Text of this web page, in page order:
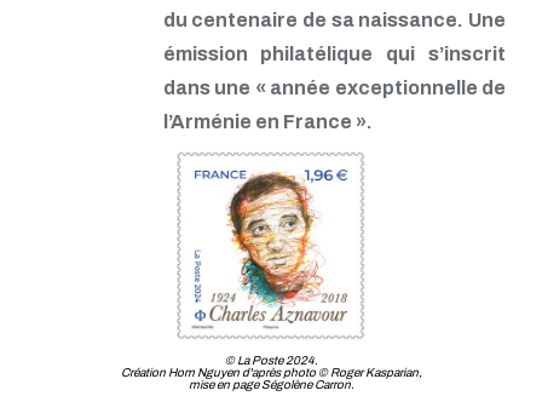
TP - Février 2019
TP - Décembre 2018
TP - Novembre 2018
TP - Septembre 2018
TP - Août 2018
TP - Juillet 2018
TP - Juin 2018
TP - Mai 2018
TP - Avril 2018
TP - Mars 2018
TP - Février 2018
TP - Janvier 2018
du centenaire de sa naissance. Une
émission philatélique qui s’inscrit
dans une « année exceptionnelle de
l’Arménie en France ».
© La Poste 2024.
Création Hom Nguyen d'après photo © Roger Kasparian,
mise en page Ségolène Carron.